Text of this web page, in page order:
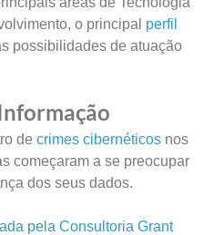
o principal perfil
possibilidades de atuação
de crimes cibernéticos nos
começaram a se preocupar
dos seus dados.
pela Consultoria Grant